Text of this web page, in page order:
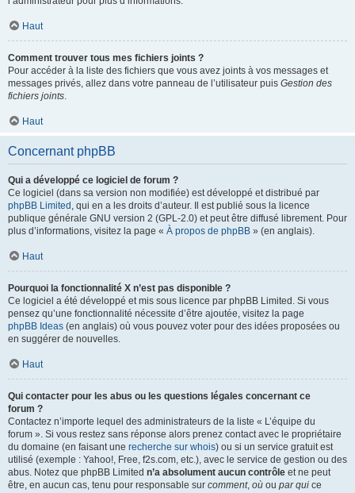
Haut
Comment trouver tous mes fichiers joints ?
Pour accéder à la liste des fichiers que vous avez joints à vos messages et
messages privés, allez dans votre panneau de l’utilisateur puis Gestion des
fichiers joints.
Haut
Concernant phpBB
Qui a développé ce logiciel de forum ?
Ce logiciel (dans sa version non modifiée) est développé et distribué par
phpBB Limited , qui en a les droits d’auteur. Il est publié sous la licence
publique générale GNU version 2 (GPL-2.0) et peut être diffusé librement. Pour
plus d’informations, visitez la page « À propos de phpBB » (en anglais).
Haut
Pourquoi la fonctionnalité X n’est pas disponible ?
Ce logiciel a été développé et mis sous licence par phpBB Limited. Si vous
pensez qu’une fonctionnalité nécessite d’être ajoutée, visitez la page
phpBB Ideas (en anglais) où vous pouvez voter pour des idées proposées ou
en suggérer de nouvelles.
Haut
Qui contacter pour les abus ou les questions légales concernant ce
forum ?
Contactez n’importe lequel des administrateurs de la liste « L’équipe du
forum ». Si vous restez sans réponse alors prenez contact avec le propriétaire
du domaine (en faisant une recherche sur whois) ou si un service gratuit est
utilisé (exemple : Yahoo!, Free, f2s.com, etc.), avec le service de gestion ou des
abus. Notez que phpBB Limited n’a absolument aucun contrôle et ne peut
être, en aucun cas, tenu pour responsable sur comment, où ou par qui ce